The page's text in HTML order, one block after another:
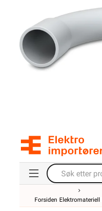
Forsiden Elektromateriell